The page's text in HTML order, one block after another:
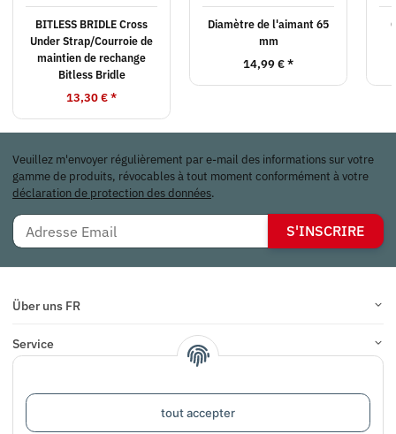
tout accepter
BITLESS BRIDLE Cross
Under Strap/Courroie de
maintien de rechange
Bitless Bridle
13,30 €*
Diamètre de l'aimant 65
mm
14,99 €*
Veuillez m'envoyer régulièrement par e-mail des informations sur votre
gamme de produits, révocables à tout moment conformément à votre
déclaration de protection des données.
S'INSCRIRE
Über uns FR
Service
COMMENTAIRES